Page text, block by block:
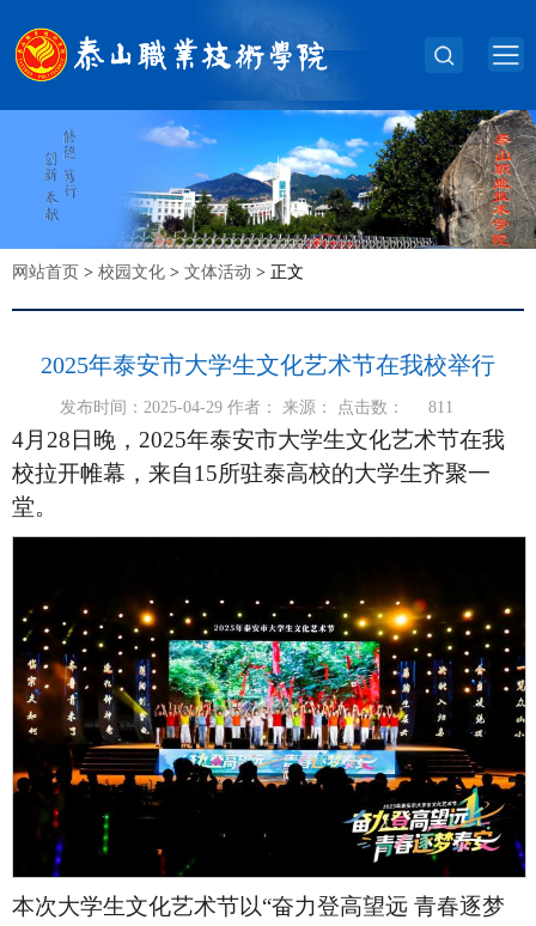
网站首页 > 校园文化 > 文体活动 > 正文
2025年泰安市大学生文化艺术节在我校举行
发布时间：2025-04-29 作者： 来源： 点击数： 811
4月28日晚，2025年泰安市大学生文化艺术节在我
校拉开帷幕，来自15所驻泰高校的大学生齐聚一
堂。
本次大学生文化艺术节以“奋力登高望远 青春逐梦